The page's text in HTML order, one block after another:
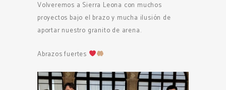
Volveremos a Sierra Leona con muchos
proyectos bajo el brazo y mucha ilusión de
aportar nuestro granito de arena.
Abrazos fuertes